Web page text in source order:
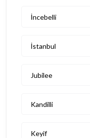
İncebelli
İstanbul
Jubilee
Kandilli
Keyif